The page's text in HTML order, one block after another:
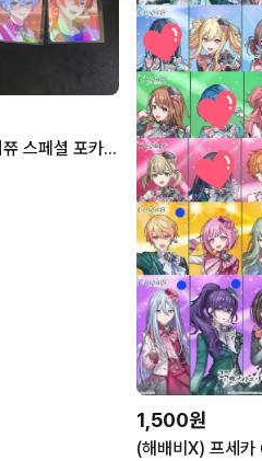
싸이코드 마이쮸 스페셜 포카 제시받아요 하루토 연이 루이쨘
1,500원